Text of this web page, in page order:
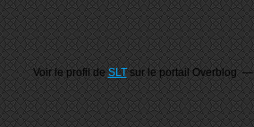
Voir le profil deSLTsur le portail Overblog